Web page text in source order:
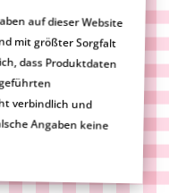
auf dieser Website
und sind mit größter Sorgfalt
ist es möglich, dass Produktdaten
werden. Die aufgeführten
rechtlich nicht verbindlich und
für falsche Angaben keine